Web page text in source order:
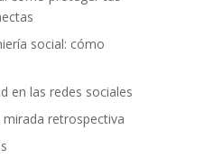
social: cómo
en las redes sociales
retrospectiva